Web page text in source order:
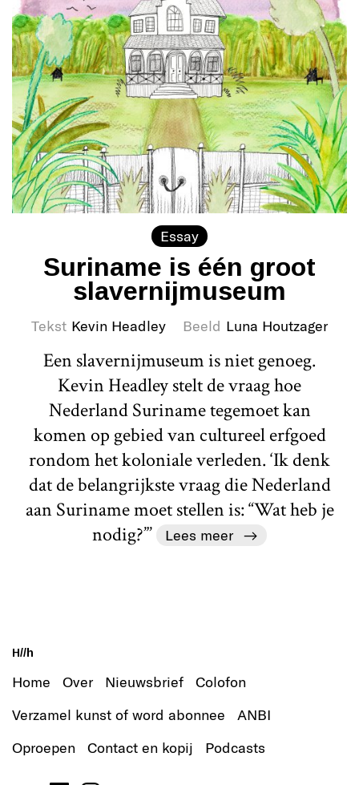
Essay
Suriname is één groot
slavernijmuseum
Tekst Kevin Headley Beeld Luna Houtzager
Een slavernijmuseum is niet genoeg.
Kevin Headley stelt de vraag hoe
Nederland Suriname tegemoet kan
komen op gebied van cultureel erfgoed
rondom het koloniale verleden. ‘Ik denk
dat de belangrijkste vraag die Nederland
aan Suriname moet stellen is: “Wat heb je
nodig?”’
Lees meer
H//h
Home Over Nieuwsbrief
Colofon
Verzamel kunst of word abonnee
ANBI
Oproepen
Contact en kopij Podcasts